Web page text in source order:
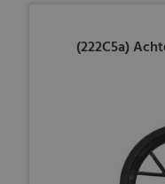
(222C5a)